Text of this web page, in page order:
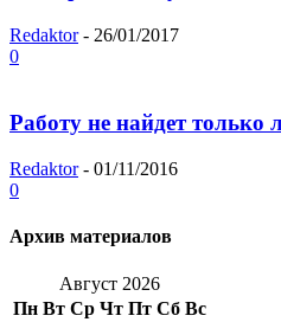
Redaktor - 26/01/2017
0
Работу не найдет только
Redaktor - 01/11/2016
0
Архив материалов
Август 2026
Пн Вт Ср Чт Пт Сб Вс